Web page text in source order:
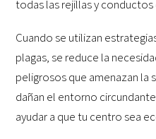
todas las rejillas y
Cuando se utilizan
plagas, se reduce la
peligrosos que amenazan la
dañan el entorno
ayudar a que tu centro sea